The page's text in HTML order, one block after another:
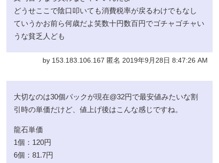
どうせここで陰口叩いても消費税率が戻るわけでもなし
ていうかお前ら何歳だよ笑数十円数百円でゴチャゴチャい
うな貧乏人ども
by 153.183.106.167 匿名 2019年9月28日 8:47:26 AM
大切なのは30個パックが現在@32円で最安値みたいな割
引時の単価だけど、値上げ後はこんな感じですね。
龍石単価
1個：120円
6個：81.7円